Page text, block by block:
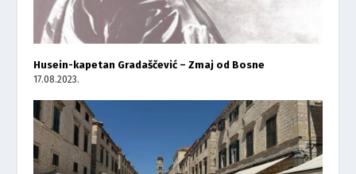
Husein-kapetan Gradaščević – Zmaj od Bosne
17.08.2023.